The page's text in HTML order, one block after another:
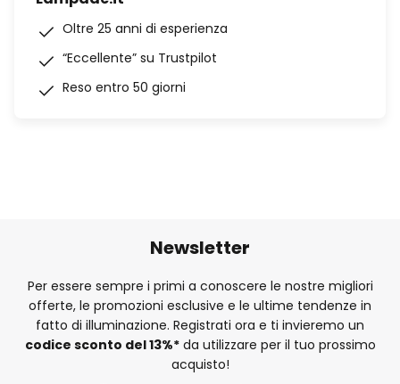
Oltre 25 anni di esperienza
“Eccellente” su Trustpilot
Reso entro 50 giorni
Newsletter
Per essere sempre i primi a conoscere le nostre migliori
offerte, le promozioni esclusive e le ultime tendenze in
fatto di illuminazione. Registrati ora e ti invieremo un
codice sconto del13%*da utilizzare per il tuo prossimo
acquisto!